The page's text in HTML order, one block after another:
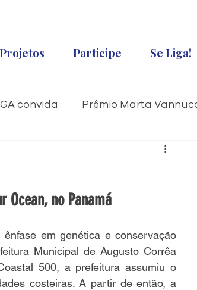
Projetos Participe Se Liga!
convida Prêmio Marta
Ocean, no Panamá
em genética e conservação
Municipal de Augusto Corrêa
500, a prefeitura assumiu o
costeiras. A partir de então, a